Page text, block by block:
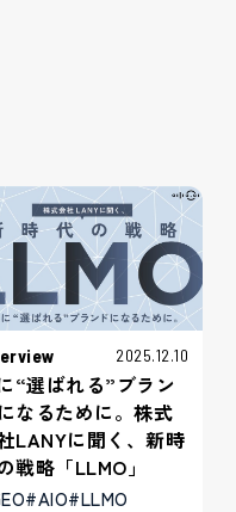
2025.12.10
“選ばれる”ブラン
なるために。株式
LANYに聞く、新時
戦略「LLMO」
#AIO#LLMO